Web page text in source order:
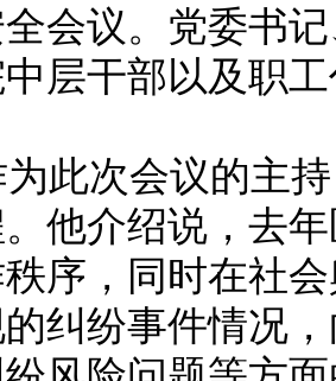
会议。党委书
层干部以及职
此次会议的主
他介绍说，去
序，同时在社
纠纷事件情况